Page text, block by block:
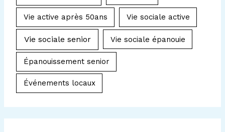
Vie active après 50ans Vie sociale active
Vie sociale senior Vie sociale épanouie
Épanouissement senior
Événements locaux